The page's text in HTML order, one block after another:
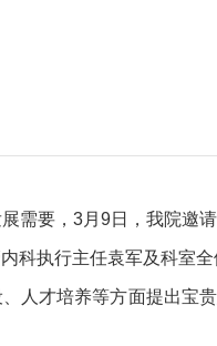
需要，3月9日，我院
科执行主任袁军及科室全
才培养等方面提出宝